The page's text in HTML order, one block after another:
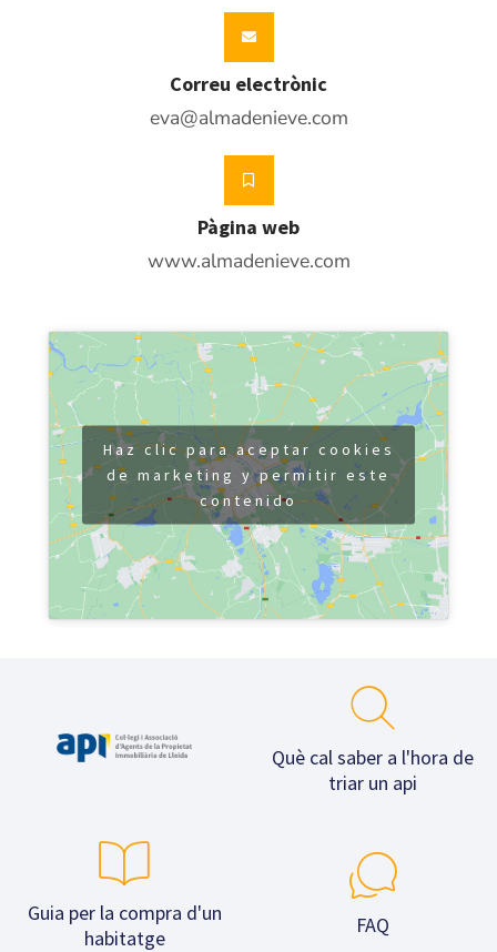
Correu electrònic
eva@almadenieve.com
Pàgina web
www.almadenieve.com
Haz clic para aceptar cookies
de marketing y permitir este
contenido
Què cal saber a l'hora de
triar un api
Guia per la compra d'un
habitatge
FAQ